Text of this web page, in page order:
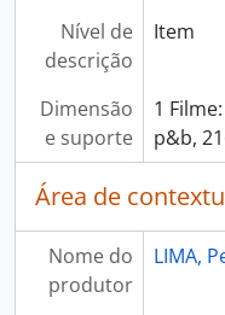
Nível de
descrição
Item
Dimensão
e suporte
1
p&b,
Área de
Nome do
produtor
LIMA,